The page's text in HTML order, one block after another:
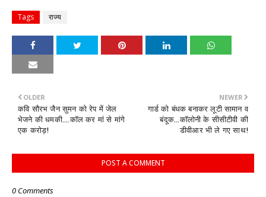
Tags राज्य
NEWER
गार्ड को बंधक बनाकर लूटी सामान व
बंदूक...कॉलोनी के सीसीटीवी की
डीवीआर भी ले गए साथ!
OLDER
कवि सौरभ जैन सुमन को रेप में जेल
भेजने की धमकी....कॉल कर मां से मांगे
एक करोड़!
POST A COMMENT
0 Comments